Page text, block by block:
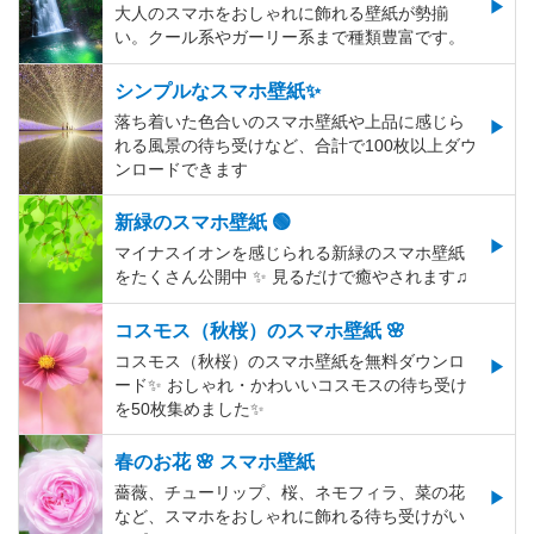
大人のスマホをおしゃれに飾れる壁紙が勢揃
い。クール系やガーリー系まで種類豊富です。
シンプルなスマホ壁紙✨
落ち着いた色合いのスマホ壁紙や上品に感じら
れる風景の待ち受けなど、合計で100枚以上ダウ
ンロードできます
新緑のスマホ壁紙 🟢
マイナスイオンを感じられる新緑のスマホ壁紙
をたくさん公開中 ✨ 見るだけで癒やされます♫
コスモス（秋桜）のスマホ壁紙 🌸
コスモス（秋桜）のスマホ壁紙を無料ダウンロ
ード✨️ おしゃれ・かわいいコスモスの待ち受け
を50枚集めました✨️
春のお花 🌸 スマホ壁紙
薔薇、チューリップ、桜、ネモフィラ、菜の花
など、スマホをおしゃれに飾れる待ち受けがい